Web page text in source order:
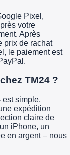
Pixel,
votre
Après
prix de rachat
le paiement est
TM24 ?
est simple,
expédition
claire de
iPhone, un
en argent – nous